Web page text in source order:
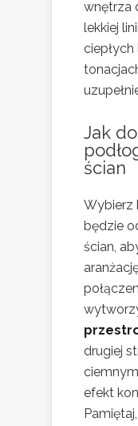
wnętrza
lekkiej
ciepłych
Jak
ścian
Wybierz
będzie
ścian,
drugiej
efekt